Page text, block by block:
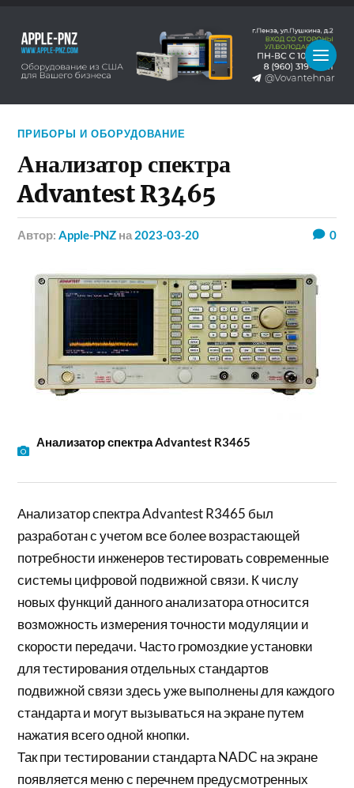
ПРИБОРЫ И ОБОРУДОВАНИЕ
Анализатор спектра
Advantest R3465
Автор:Apple-PNZ на 2023-03-20 0
Анализатор спектра Advantest R3465
Анализатор спектра Advantest R3465 был
разработан с учетом все более возрастающей
потребности инженеров тестировать современные
системы цифровой подвижной связи. К числу
новых функций данного анализатора относится
возможность измерения точности модуляции и
скорости передачи. Часто громоздкие установки
для тестирования отдельных стандартов
подвижной связи здесь уже выполнены для каждого
стандарта и могут вызываться на экране путем
нажатия всего одной кнопки.
Так при тестировании стандарта NADC на экране
появляется меню с перечнем предусмотренных